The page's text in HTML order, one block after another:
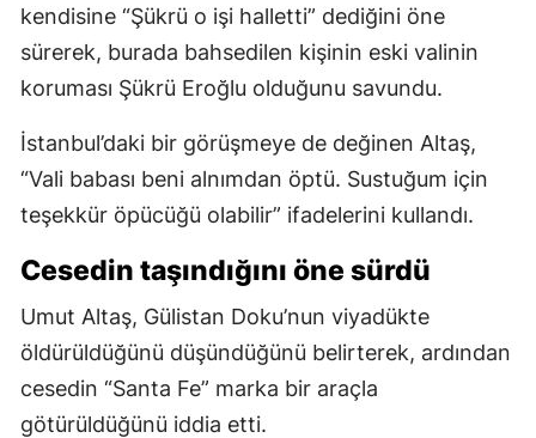
kendisine “Şükrü o işi halletti” dediğini öne
sürerek, burada bahsedilen kişinin eski valinin
koruması Şükrü Eroğlu olduğunu savundu.
İstanbul’daki bir görüşmeye de değinen Altaş,
“Vali babası beni alnımdan öptü. Sustuğum için
teşekkür öpücüğü olabilir” ifadelerini kullandı.
Cesedin taşındığını öne sürdü
Umut Altaş, Gülistan Doku’nun viyadükte
öldürüldüğünü düşündüğünü belirterek, ardından
cesedin “Santa Fe” marka bir araçla
götürüldüğünü iddia etti.